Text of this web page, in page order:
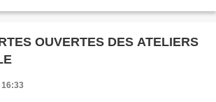
OUVERTES DES ATELIERS
16:33